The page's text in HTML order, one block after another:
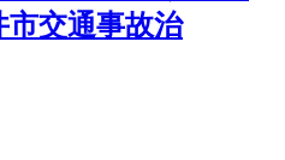
交通事故治